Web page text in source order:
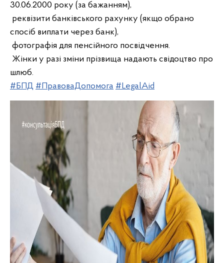
30.06.2000 року (за бажанням),
реквізити банківського рахунку (якщо обрано
спосіб виплати через банк),
фотографія для пенсійного посвідчення.
Жінки у разі зміни прізвища надають свідоцтво про
шлюб.
#БПД #ПравоваДопомога #LegalAid